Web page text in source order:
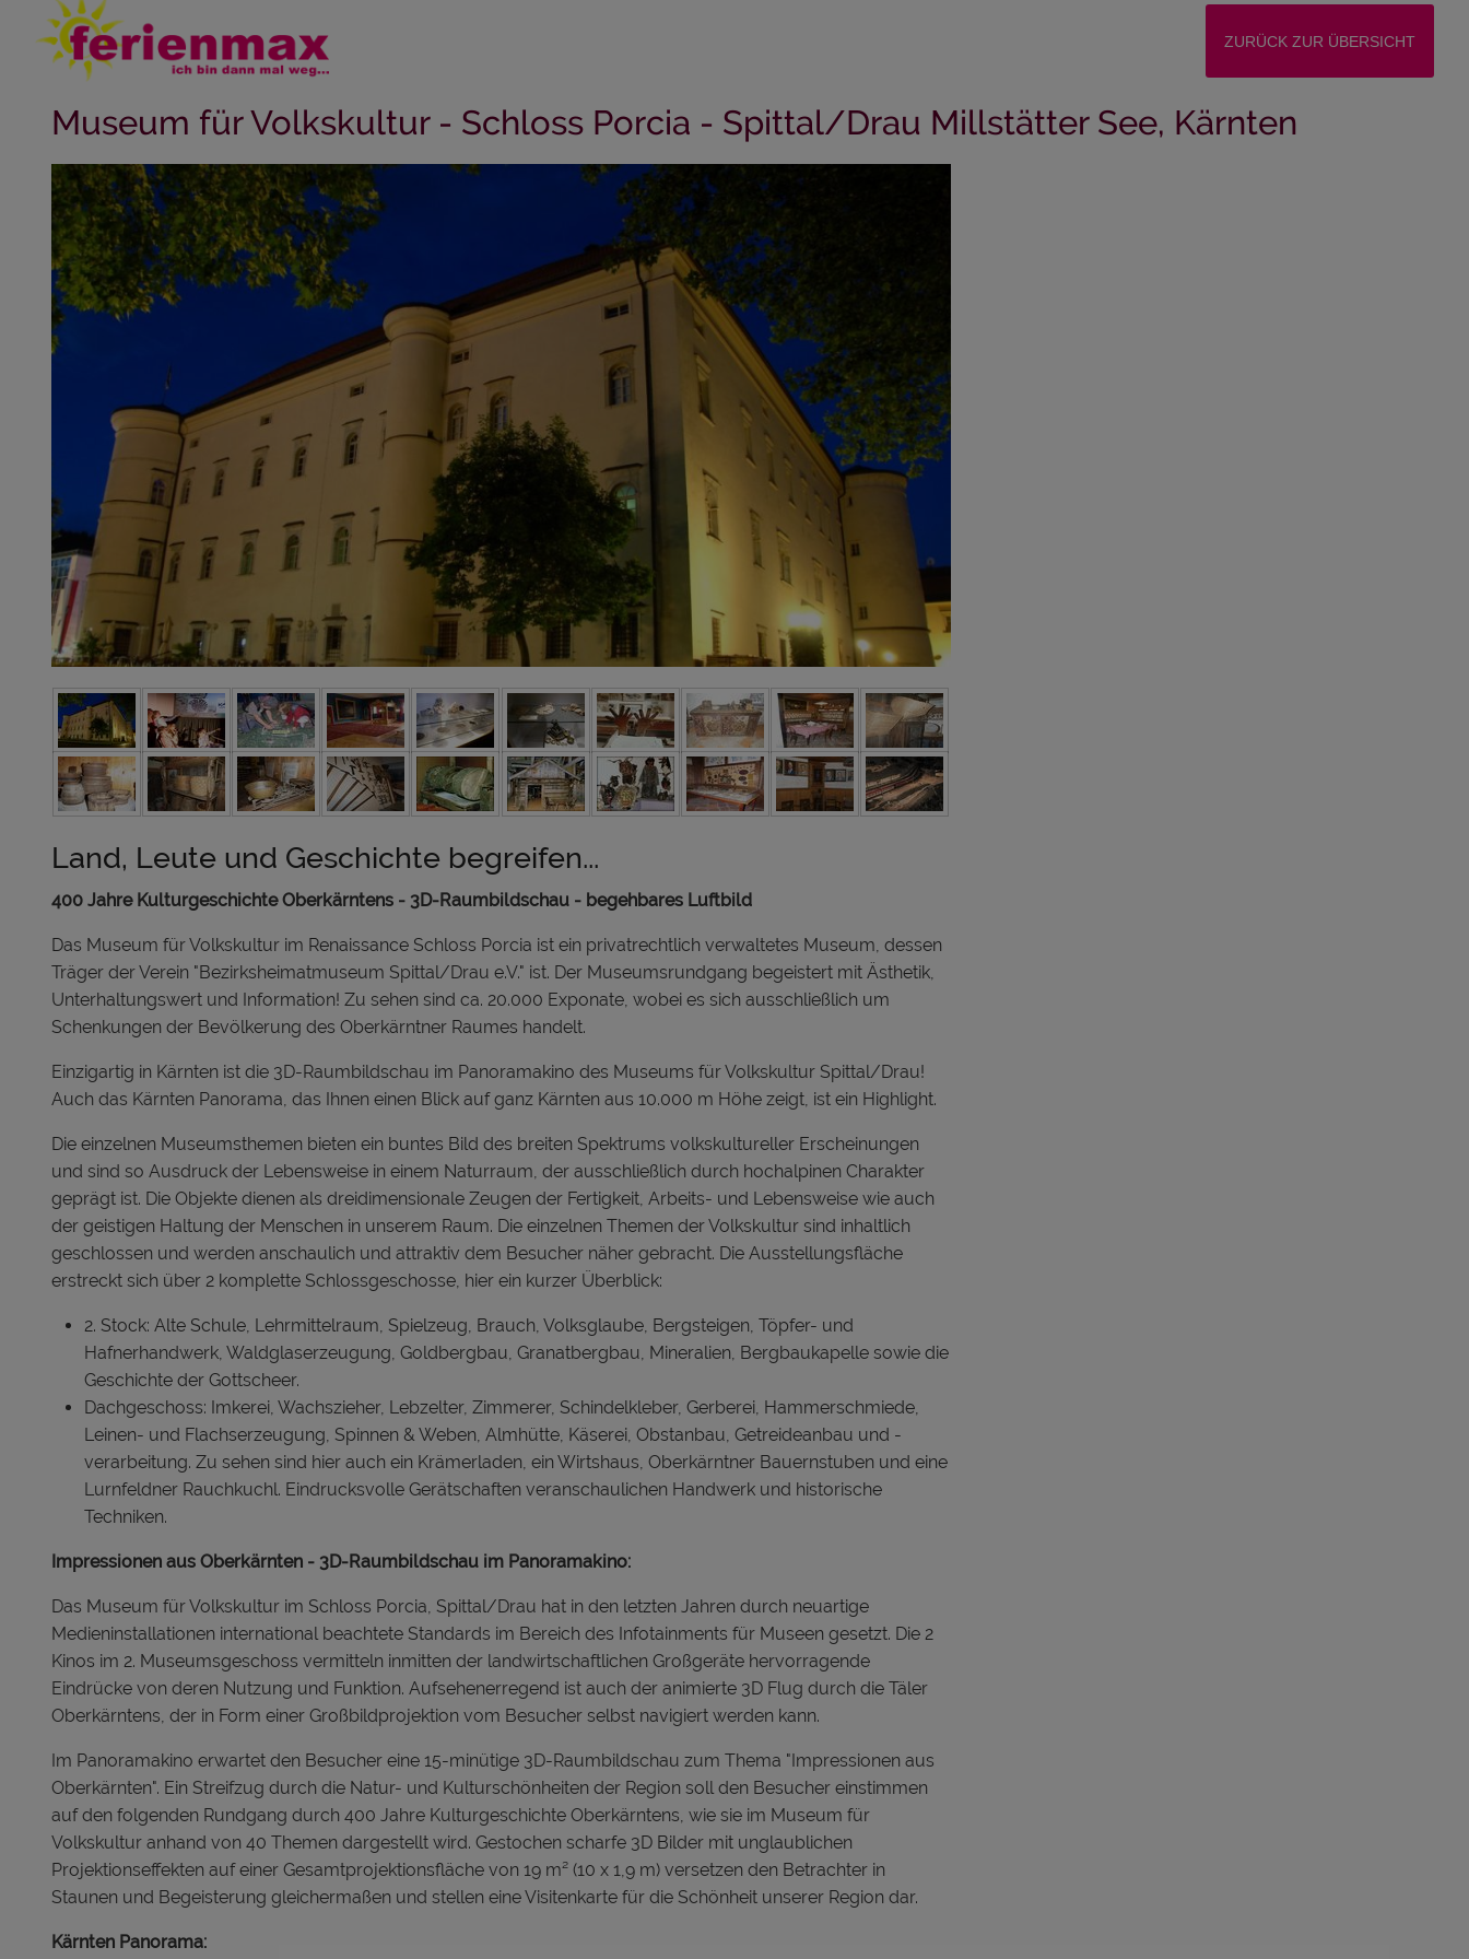
ZURÜCK ZUR ÜBERSICHT
Museum für Volkskultur - Schloss Porcia - Spittal/Drau Millstätter See, Kärnten
Land, Leute und Geschichte begreifen...
400 Jahre Kulturgeschichte Oberkärntens - 3D-Raumbildschau - begehbares Luftbild
Das Museum für Volkskultur im Renaissance Schloss Porcia ist ein privatrechtlich verwaltetes Museum, dessen
Träger der Verein "Bezirksheimatmuseum Spittal/Drau e.V." ist. Der Museumsrundgang begeistert mit Ästhetik,
Unterhaltungswert und Information! Zu sehen sind ca. 20.000 Exponate, wobei es sich ausschließlich um
Schenkungen der Bevölkerung des Oberkärntner Raumes handelt.
Einzigartig in Kärnten ist die 3D-Raumbildschau im Panoramakino des Museums für Volkskultur Spittal/Drau!
Auch das Kärnten Panorama, das Ihnen einen Blick auf ganz Kärnten aus 10.000 m Höhe zeigt, ist ein Highlight.
Die einzelnen Museumsthemen bieten ein buntes Bild des breiten Spektrums volkskultureller Erscheinungen
und sind so Ausdruck der Lebensweise in einem Naturraum, der ausschließlich durch hochalpinen Charakter
geprägt ist. Die Objekte dienen als dreidimensionale Zeugen der Fertigkeit, Arbeits- und Lebensweise wie auch
der geistigen Haltung der Menschen in unserem Raum. Die einzelnen Themen der Volkskultur sind inhaltlich
geschlossen und werden anschaulich und attraktiv dem Besucher näher gebracht. Die Ausstellungsfläche
erstreckt sich über 2 komplette Schlossgeschosse, hier ein kurzer Überblick:
2. Stock: Alte Schule, Lehrmittelraum, Spielzeug, Brauch, Volksglaube, Bergsteigen, Töpfer- und
Hafnerhandwerk, Waldglaserzeugung, Goldbergbau, Granatbergbau, Mineralien, Bergbaukapelle sowie die
Geschichte der Gottscheer.
Dachgeschoss: Imkerei, Wachszieher, Lebzelter, Zimmerer, Schindelkleber, Gerberei, Hammerschmiede,
Leinen- und Flachserzeugung, Spinnen & Weben, Almhütte, Käserei, Obstanbau, Getreideanbau und -
verarbeitung. Zu sehen sind hier auch ein Krämerladen, ein Wirtshaus, Oberkärntner Bauernstuben und eine
Lurnfeldner Rauchkuchl. Eindrucksvolle Gerätschaften veranschaulichen Handwerk und historische
Techniken.
Impressionen aus Oberkärnten - 3D-Raumbildschau im Panoramakino:
Das Museum für Volkskultur im Schloss Porcia, Spittal/Drau hat in den letzten Jahren durch neuartige
Medieninstallationen international beachtete Standards im Bereich des Infotainments für Museen gesetzt. Die 2
Kinos im 2. Museumsgeschoss vermitteln inmitten der landwirtschaftlichen Großgeräte hervorragende
Eindrücke von deren Nutzung und Funktion. Aufsehenerregend ist auch der animierte 3D Flug durch die Täler
Oberkärntens, der in Form einer Großbildprojektion vom Besucher selbst navigiert werden kann.
Im Panoramakino erwartet den Besucher eine 15-minütige 3D-Raumbildschau zum Thema "Impressionen aus
Oberkärnten". Ein Streifzug durch die Natur- und Kulturschönheiten der Region soll den Besucher einstimmen
auf den folgenden Rundgang durch 400 Jahre Kulturgeschichte Oberkärntens, wie sie im Museum für
Volkskultur anhand von 40 Themen dargestellt wird. Gestochen scharfe 3D Bilder mit unglaublichen
Projektionseffekten auf einer Gesamtprojektionsfläche von 19 m² (10 x 1,9 m) versetzen den Betrachter in
Staunen und Begeisterung gleichermaßen und stellen eine Visitenkarte für die Schönheit unserer Region dar.
Kärnten Panorama: